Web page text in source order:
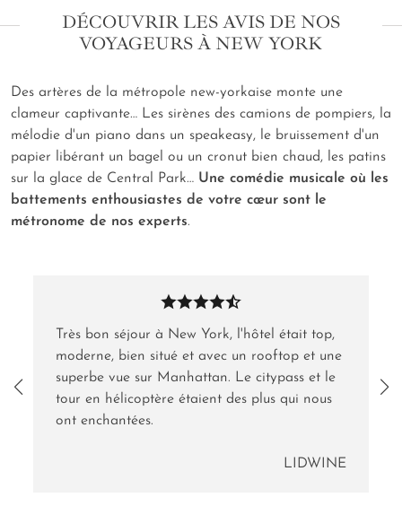
DÉCOUVRIR LES AVIS DE NOS
VOYAGEURS À NEW YORK
Des artères de la métropole new-yorkaise monte une
clameur captivante… Les sirènes des camions de pompiers, la
mélodie d'un piano dans un speakeasy, le bruissement d'un
papier libérant un bagel ou un cronut bien chaud, les patins
sur la glace de Central Park… Une comédie musicale où les
battements enthousiastes de votre cœur sont le
métronome de nos experts.
Très bon séjour à New York, l'hôtel était top,
moderne, bien situé et avec un rooftop et une
superbe vue sur Manhattan. Le citypass et le
tour en hélicoptère étaient des plus qui nous
ont enchantées.
LIDWINE